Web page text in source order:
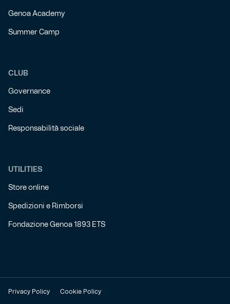
Genoa Academy
Summer Camp
CLUB
Governance
Sedi
Responsabilità sociale
UTILITIES
Store online
Spedizioni e Rimborsi
Fondazione Genoa 1893 ETS
Privacy Policy Cookie Policy